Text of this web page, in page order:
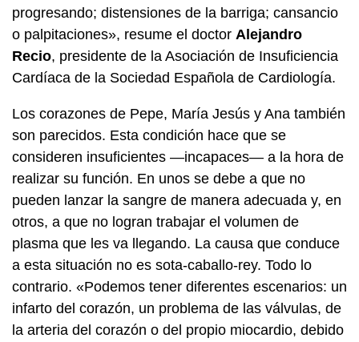
progresando; distensiones de la barriga; cansancio
o palpitaciones», resume el doctor Alejandro
Recio, presidente de la Asociación de Insuficiencia
Cardíaca de la Sociedad Española de Cardiología.
Los corazones de Pepe, María Jesús y Ana también
son parecidos. Esta condición hace que se
consideren insuficientes —incapaces— a la hora de
realizar su función. En unos se debe a que no
pueden lanzar la sangre de manera adecuada y, en
otros, a que no logran trabajar el volumen de
plasma que les va llegando. La causa que conduce
a esta situación no es sota-caballo-rey. Todo lo
contrario. «Podemos tener diferentes escenarios: un
infarto del corazón, un problema de las válvulas, de
la arteria del corazón o del propio miocardio, debido